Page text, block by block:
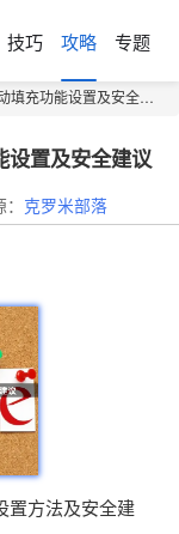
技巧 攻略 专题
充功能设置及安全建议
置及安全建议
克罗米部落
置方法及安全建